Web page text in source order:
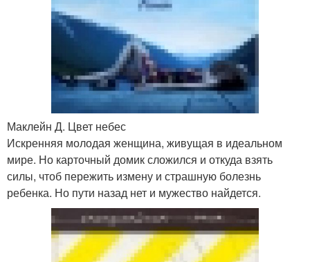
Маклейн Д. Цвет небес
Искренняя молодая женщина, живущая в идеальном
мире. Но карточный домик сложился и откуда взять
силы, чтоб пережить измену и страшную болезнь
ребенка. Но пути назад нет и мужество найдется.